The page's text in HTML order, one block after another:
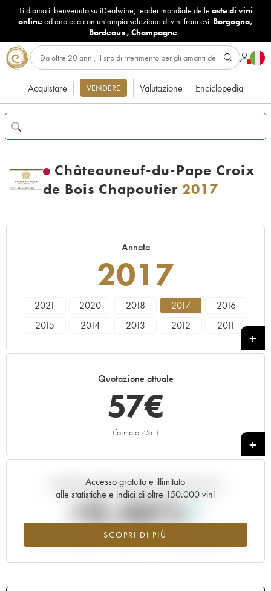
Ti diamo il benvenuto su iDealwine, leader mondiale delle aste di vini
onlineed enoteca con un'ampia selezione di vini francesi: Borgogna,
Bordeaux, Champagne...
Acquistare VENDERE Valutazione Enciclopedia
Châteauneuf-du-Pape Croix
de Bois Chapoutier 2017
Annata
2017
2021 2020 2018 2017
2016
2015
2014 2013 2012
2011
1999 1998
Quotazione attuale
57€
(formato 75cl)
+
Accesso gratuito e illimitato
alle statistiche e indici di oltre 150.000 vini
SCOPRI DI PIÙ
Andamento della quotazione in tempo reale
+0.46%
Valore in aumento per l'annata 2017 nel 2026 rispetto al 2025